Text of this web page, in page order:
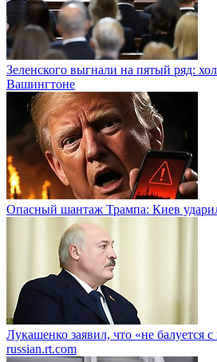
Зеленского выгнали на пятый ряд:
Вашингтоне
Опасный шантаж Трампа: Киев
Лукашенко заявил, что «не балуется
russian.rt.com